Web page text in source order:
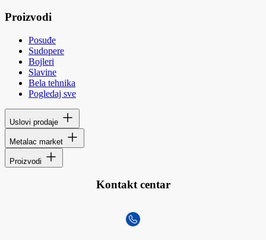
Proizvodi
Posuđe
Sudopere
Bojleri
Slavine
Bela tehnika
Pogledaj sve
Uslovi prodaje
Metalac market
Proizvodi
Kontakt centar